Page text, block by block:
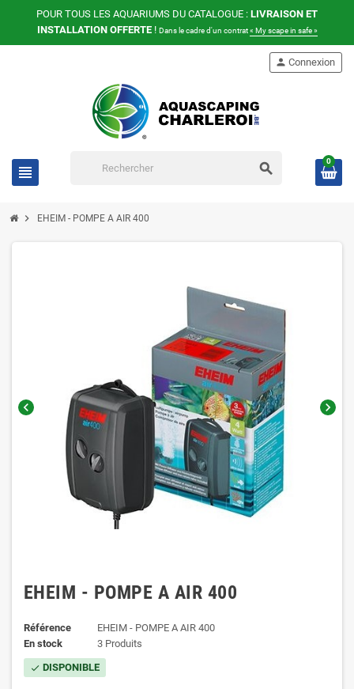
POUR TOUS LES AQUARIUMS DU CATALOGUE : LIVRAISON ET
INSTALLATION OFFERTE! Dans le cadre d'un contrat« My scape in safe »
view_headline search
person Connexion
0
chevron_right EHEIM - POMPE A AIR 400
chevron_left chevron_right
EHEIM - POMPE A AIR 400
Référence
EHEIM - POMPE A AIR 400
En stock
3 Produits
check DISPONIBLE